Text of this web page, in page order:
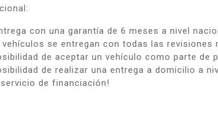
con una garantía de 6 meses a nivel
se entregan con todas las revisiones
de aceptar un vehículo como parte de
de realizar una entrega a domicilio a
de financiación!